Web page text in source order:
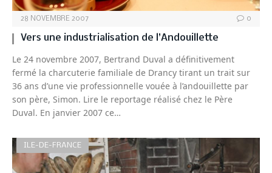
28 NOVEMBRE 2007 0
Vers une industrialisation de l’Andouillette
Le 24 novembre 2007, Bertrand Duval a définitivement
fermé la charcuterie familiale de Drancy tirant un trait sur
36 ans d’une vie professionnelle vouée à l’andouillette par
son père, Simon. Lire le reportage réalisé chez le Père
Duval. En janvier 2007 ce…
ILE-DE-FRANCE